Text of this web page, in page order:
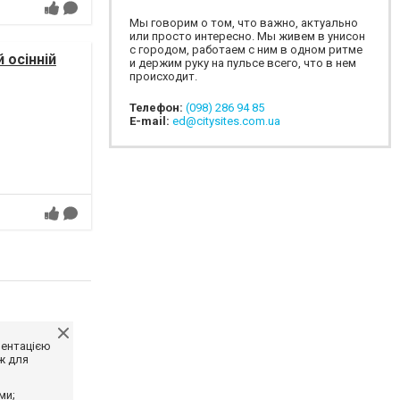
для
Мы говорим о том, что важно, актуально
или просто интересно. Мы живем в унисон
с городом, работаем с ним в одном ритме
и держим руку на пульсе всего, что в нем
происходит.
Телефон: (098) 286 94 85
E-mail: ed@citysites.com.ua